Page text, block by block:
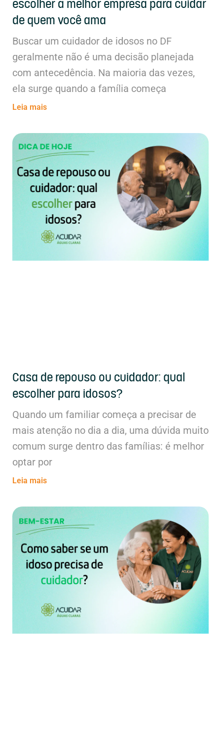
escolher a melhor empresa para cuidar
de quem você ama
Buscar um cuidador de idosos no DF
geralmente não é uma decisão planejada
com antecedência. Na maioria das vezes,
ela surge quando a família começa
Leia mais
Casa de repouso ou cuidador: qual
escolher para idosos?
Quando um familiar começa a precisar de
mais atenção no dia a dia, uma dúvida muito
comum surge dentro das famílias: é melhor
optar por
Leia mais